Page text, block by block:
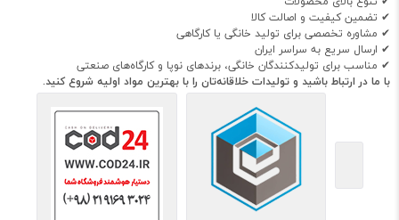
✔ تضمین کیفیت و اصالت کالا
✔ مشاوره تخصصی برای تولید خانگی یا کارگاهی
✔ ارسال سریع به سراسر ایران
✔ مناسب برای تولیدکنندگان خانگی، برندهای نوپا و کارگاه‌های صنعتی
با ما در ارتباط باشید و تولیدات خلاقانه‌تان را با بهترین مواد اولیه شروع کنید.